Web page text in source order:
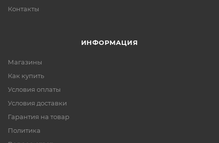
Контакты
ИНФОРМАЦИЯ
Магазины
Как купить
Условия оплаты
Условия доставки
Гарантия на товар
Политика